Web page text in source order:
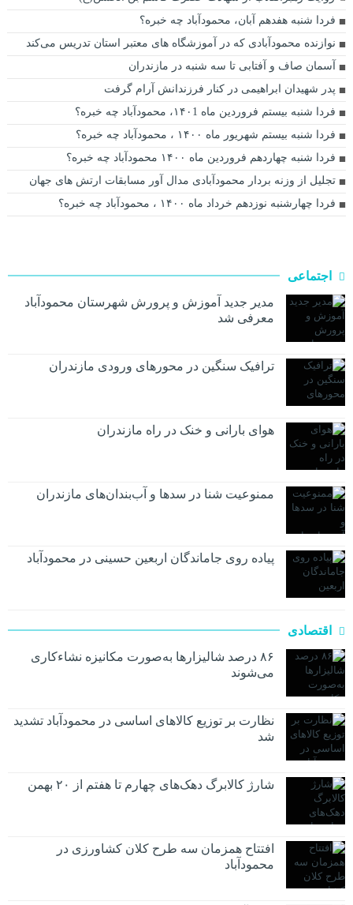
فردا شنبه هفدهم آبان، محمودآباد چه خبره؟
نوازنده محمودآبادی که در آموزشگاه های معتبر استان تدریس می‌کند
آسمان صاف و آفتابی تا سه شنبه در مازندران
پدر شهیدان ابراهیمی در کنار فرزندانش آرام گرفت
فردا شنبه بیستم فروردین ماه ۱۴۰1، محمودآباد چه خبره؟
فردا شنبه بیستم شهریور ماه ۱۴۰۰ ، محمودآباد چه خبره؟
فردا شنبه چهاردهم فروردین ماه ۱۴۰۰ محمودآباد چه خبره؟
تجلیل از وزنه بردار محمودآبادی مدال آور مسابقات ارتش های جهان
فردا چهارشنبه نوزدهم خرداد ماه ۱۴۰۰ ، محمودآباد چه خبره؟
اجتماعی
مدیر جدید آموزش و پرورش شهرستان محمودآباد
معرفی شد
ترافیک سنگین در محور‌های ورودی مازندران
هوای بارانی و خنک در راه مازندران
ممنوعیت شنا در سدها و آب‌بندان‌‌های مازندران
پیاده روی جاماندگان اربعین حسینی در محمودآباد
اقتصادی
۸۶ درصد شالیزارها به‌صورت مکانیزه نشاءکاری
می‌شوند
نظارت بر توزیع کالا‌های اساسی در محمودآباد تشدید
شد
شارژ کالابرگ دهک‌های چهارم تا هفتم از ۲۰ بهمن
افتتاح همزمان سه طرح کلان کشاورزی در
محمودآباد